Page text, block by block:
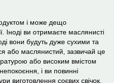
і може дещо
Іноді ви отримаєте маслянисті
вони будуть дуже сухими та
або маслянистий, зазвичай це
або високим вмістом
і ви повинні
виготовлення соєвих свічок.